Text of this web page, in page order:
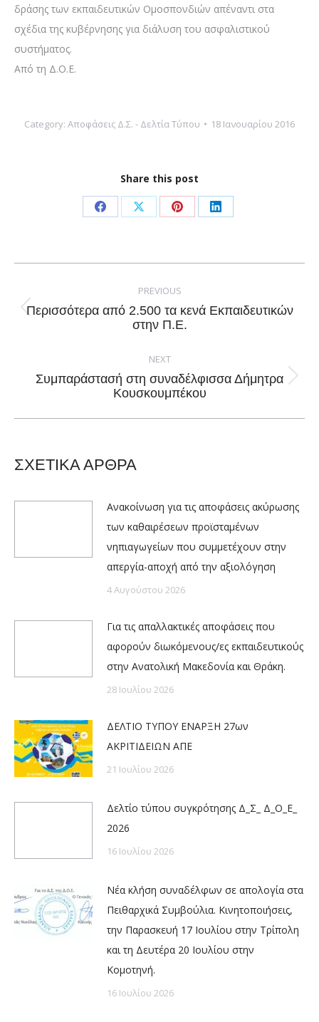
δράσης των εκπαιδευτικών Ομοσπονδιών απέναντι στα
σχέδια της κυβέρνησης για διάλυση του ασφαλιστικού
συστήματος.
Από τη Δ.Ο.Ε.
Category: Αποφάσεις Δ.Σ. - Δελτία Τύπου 18 Ιανουαρίου 2016
Share this post
Share
Facebook
Share
X
Share
Pinterest
Share
LinkedIn
navigation
PREVIOUS
Previous
Περισσότερα από 2.500 τα κενά Εκπαιδευτικών
στην Π.Ε.
NEXT
Next
Συμπαράστασή στη συναδέλφισσα Δήμητρα
Κουσκουμπέκου
ΣΧΕΤΙΚΑ ΑΡΘΡΑ
Ανακοίνωση για τις αποφάσεις ακύρωσης
των καθαιρέσεων προϊσταμένων
νηπιαγωγείων που συμμετέχουν στην
απεργία-αποχή από την αξιολόγηση
4 Αυγούστου 2026
Για τις απαλλακτικές αποφάσεις που
αφορούν διωκόμενους/ες εκπαιδευτικούς
στην Ανατολική Μακεδονία και Θράκη.
28 Ιουλίου 2026
ΔΕΛΤΙΟ ΤΥΠΟΥ ΕΝΑΡΞΗ 27ων
ΑΚΡΙΤΙΔΕΙΩΝ ΑΠΕ
21 Ιουλίου 2026
Δελτίο τύπου συγκρότησης Δ_Σ_ Δ_Ο_Ε_
2026
16 Ιουλίου 2026
Νέα κλήση συναδέλφων σε απολογία στα
Πειθαρχικά Συμβούλια. Κινητοποιήσεις,
την Παρασκευή 17 Ιουλίου στην Τρίπολη
και τη Δευτέρα 20 Ιουλίου στην
Κομοτηνή.
16 Ιουλίου 2026